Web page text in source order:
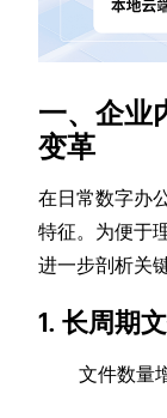
一、企业
变革
在日常数字办
特征。为便于
进一步剖析关
1. 长周期
文件数量